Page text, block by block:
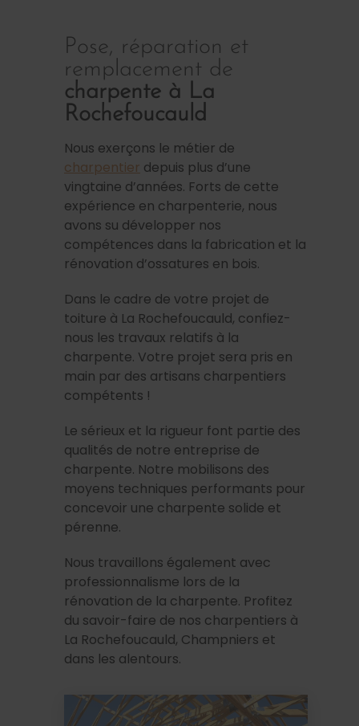
Pose, réparation et
remplacement de
charpente à La
Rochefoucauld
Nous exerçons le métier de
charpentier depuis plus d’une
vingtaine d’années. Forts de cette
expérience en charpenterie, nous
avons su développer nos
compétences dans la fabrication et la
rénovation d’ossatures en bois.
Dans le cadre de votre projet de
toiture à La Rochefoucauld, confiez-
nous les travaux relatifs à la
charpente. Votre projet sera pris en
main par des artisans charpentiers
compétents !
Le sérieux et la rigueur font partie des
qualités de notre entreprise de
charpente. Notre mobilisons des
moyens techniques performants pour
concevoir une charpente solide et
pérenne.
Nous travaillons également avec
professionnalisme lors de la
rénovation de la charpente. Profitez
du savoir-faire de nos charpentiers à
La Rochefoucauld, Champniers et
dans les alentours.